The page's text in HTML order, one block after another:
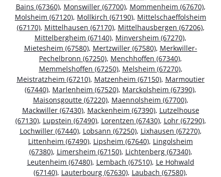
Bains (67360), Monswiller (67700), Mommenheim (67670),
Molsheim (67120), Mollkirch (67190), Mittelschaeffolsheim
(67170), Mittelhausen (67170), Mittelhausbergen (67206),
Mittelbergheim (67140), Minversheim (67270),
Mietesheim (67580), Mertzwiller (67580), Merkwiller-
Pechelbronn (67250), Menchhoffen (67340),
Memmelshoffen (67250), Melsheim (67270),
Meistratzheim (67210), Matzenheim (67150), Marmoutier
(67440), Marlenheim (67520), Marckolsheim (67390),
Maisonsgoutte (67220), Maennolsheim (67700),
Mackwiller (67430), Mackenheim (67390), Lutzelhouse
(67130), Lupstein (67490), Lorentzen (67430), Lohr (67290),
Lochwiller (67440), Lobsann (67250), Lixhausen (67270),
Littenheim (67490), Lipsheim (67640), Lingolsheim
(67380), Limersheim (67150), Lichtenberg (67340),
Leutenheim (67480), Lembach (67510), Le Hohwald
(67140), Lauterbourg (67630), Laubach (67580),